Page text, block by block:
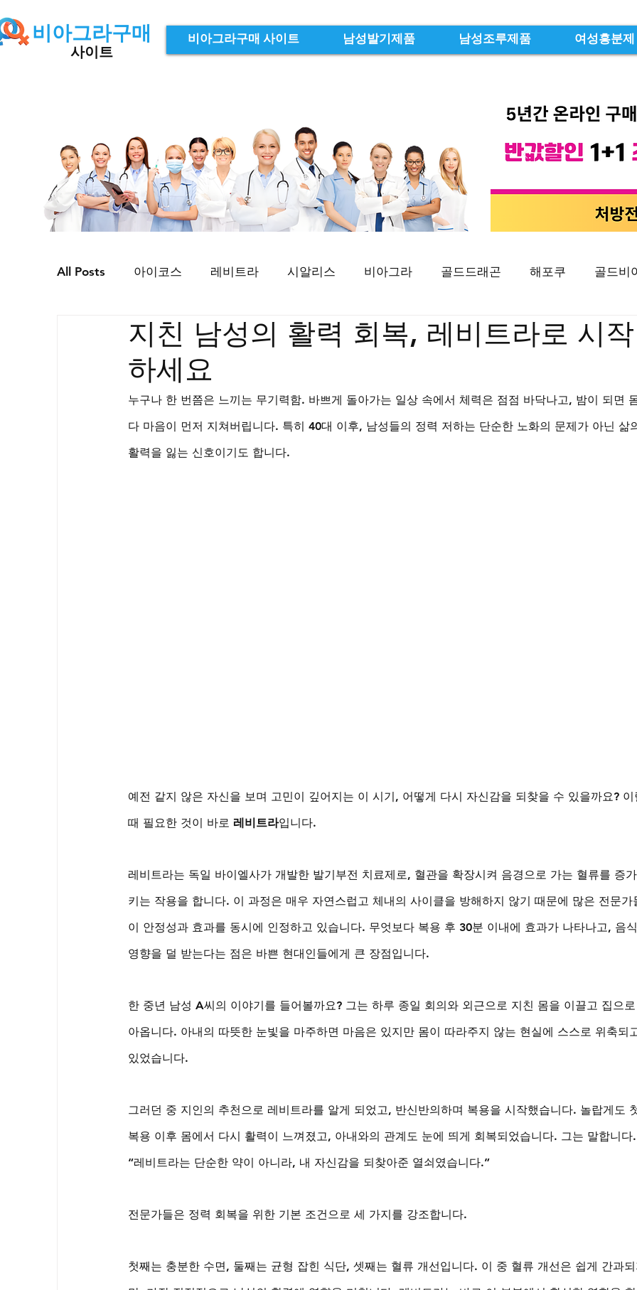
비아그라구매
사이트
비아그라구매 사이트 남성발기제품 남성조루제품 여성흥분제
All Posts 아이코스 레비트라 시알리스 비아그라 골드드래곤 해포쿠 골드비
골드시알리스 프릴리지 필름형센트립 비맥스 필름형비닉스 카마그라 칵스타
프로코밀
지친 남성의 활력 회복, 레비트라로 시작
하세요
누구나 한 번쯤은 느끼는 무기력함. 바쁘게 돌아가는 일상 속에서 체력은 점점 바닥나고, 밤이 되면
다 마음이 먼저 지쳐버립니다. 특히 40대 이후, 남성들의 정력 저하는 단순한 노화의 문제가 아닌 삶
활력을 잃는 신호이기도 합니다.
예전 같지 않은 자신을 보며 고민이 깊어지는 이 시기, 어떻게 다시 자신감을 되찾을 수 있을까요? 이
때 필요한 것이 바로 레비트라입니다.
레비트라는 독일 바이엘사가 개발한 발기부전 치료제로, 혈관을 확장시켜 음경으로 가는 혈류를 증가
키는 작용을 합니다. 이 과정은 매우 자연스럽고 체내의 사이클을 방해하지 않기 때문에 많은 전문가
이 안정성과 효과를 동시에 인정하고 있습니다. 무엇보다 복용 후 30분 이내에 효과가 나타나고, 음
영향을 덜 받는다는 점은 바쁜 현대인들에게 큰 장점입니다.
한 중년 남성 A씨의 이야기를 들어볼까요? 그는 하루 종일 회의와 외근으로 지친 몸을 이끌고 집으
아옵니다. 아내의 따뜻한 눈빛을 마주하면 마음은 있지만 몸이 따라주지 않는 현실에 스스로 위축되
있었습니다.
그러던 중 지인의 추천으로 레비트라를 알게 되었고, 반신반의하며 복용을 시작했습니다. 놀랍게도
복용 이후 몸에서 다시 활력이 느껴졌고, 아내와의 관계도 눈에 띄게 회복되었습니다. 그는 말합니다.
“레비트라는 단순한 약이 아니라, 내 자신감을 되찾아준 열쇠였습니다.”
전문가들은 정력 회복을 위한 기본 조건으로 세 가지를 강조합니다.
첫째는 충분한 수면, 둘째는 균형 잡힌 식단, 셋째는 혈류 개선입니다. 이 중 혈류 개선은 쉽게 간과되